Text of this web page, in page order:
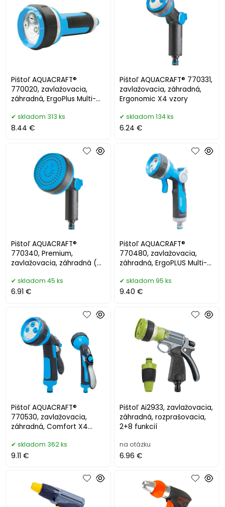
Pištoľ AQUACRAFT®
770020, zavlažovacia,
záhradná, ErgoPlus Multi-
skladom 313 ks
8.44 €
Pištoľ AQUACRAFT® 770331,
zavlažovacia, záhradná,
Ergonomic X4 vzory
skladom 134 ks
6.24 €
Pištoľ AQUACRAFT®
770340, Premium,
zavlažovacia, záhradná (
skladom 45 ks
6.91 €
Pištoľ AQUACRAFT®
770480, zavlažovacia,
záhradná, ErgoPLUS Multi-
skladom 95 ks
9.40 €
Pištoľ AQUACRAFT®
770530, zavlažovacia,
záhradná, Comfort X4
skladom 362 ks
9.11 €
Pištoľ Ai2933, zavlažovacia,
záhradná, rozprašovacia,
2+8 funkcií
na otázku
6.96 €